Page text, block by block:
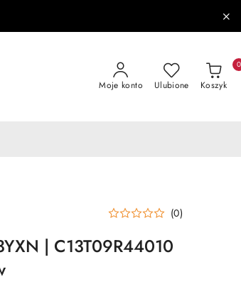
Moje konto Ulubione Koszyk
0
(0)
| C13T09R44010